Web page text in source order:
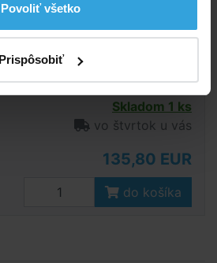
Povoliť všetko
Prispôsobiť600W so
Skladom 1 ks
vo štvrtok u vás
135,80 EUR
do košíka